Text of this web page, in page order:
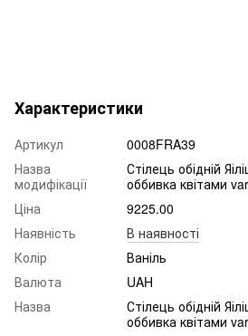
Характеристики
Артикул
0008FRA39
Назва
модифікації
Стілець обідній
оббивка квітами
Ціна
9225.00
Наявність
В наявності
Колір
Ваніль
Валюта
UAH
Назва
Стілець обідній
оббивка квітами